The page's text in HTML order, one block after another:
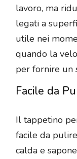
lavoro, ma
legati a
utile nei
quando la
per fornire un
Facile da
Il tappetino
facile da
calda e